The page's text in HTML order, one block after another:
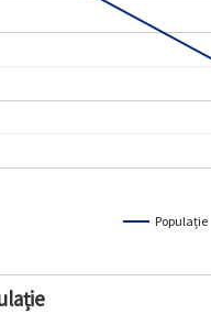
Populație